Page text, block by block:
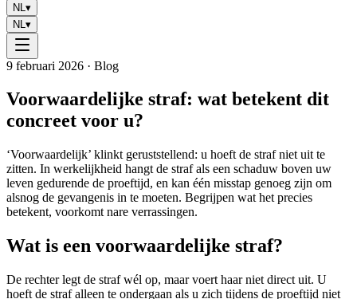
NL ▾
NL ▾
9 februari 2026 · Blog
Voorwaardelijke straf: wat betekent dit
concreet voor u?
‘Voorwaardelijk’ klinkt geruststellend: u hoeft de straf niet uit te
zitten. In werkelijkheid hangt de straf als een schaduw boven uw
leven gedurende de proeftijd, en kan één misstap genoeg zijn om
alsnog de gevangenis in te moeten. Begrijpen wat het precies
betekent, voorkomt nare verrassingen.
Wat is een voorwaardelijke straf?
De rechter legt de straf wél op, maar voert haar niet direct uit. U
hoeft de straf alleen te ondergaan als u zich tijdens de proeftijd niet